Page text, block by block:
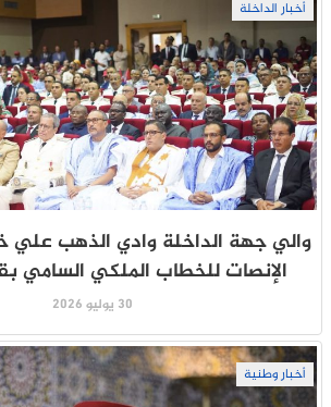
أخبار الداخلة
والي جهة الداخلة وادي الذهب
الإنصات للخطاب الملكي السامي
30 يوليو 2026
أخبار وطنية